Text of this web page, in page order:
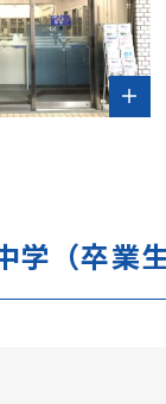
学（卒業生